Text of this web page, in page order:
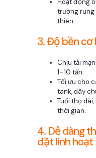
Hoạt động
trường rung
thiên.
3. Độ bền
Chịu tải
1–10 tấn.
Tối ưu cho
tank, dây
Tuổi thọ
thời gian.
4. Dễ dàng
đặt linh hoạt